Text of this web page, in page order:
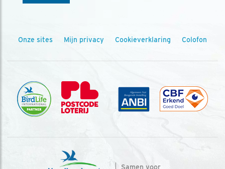
Onze sites Mijn privacy Cookieverklaring Colofon
Samen voor